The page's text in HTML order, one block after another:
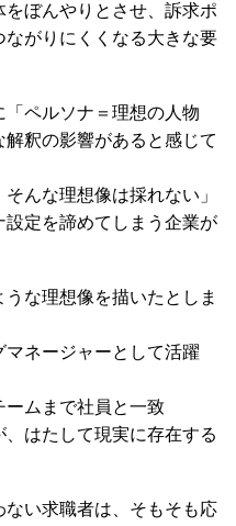
ぼんやりとさせ、訴求ポ
がりにくくなる大きな要
ペルソナ＝理想の人物
釈の影響があると感じて
んな理想像は採れない」
定を諦めてしまう企業が
な理想像を描いたとしま
マネージャーとして活躍
ームまで社員と一致
はたして現実に存在する
い求職者は、そもそも応